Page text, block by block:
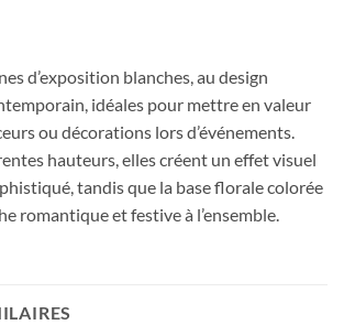
d’exposition blanches, au design
idéales pour mettre en valeur
ou décorations lors d’événements.
hauteurs, elles créent un effet visuel
tandis que la base florale colorée
romantique et festive à l’ensemble.